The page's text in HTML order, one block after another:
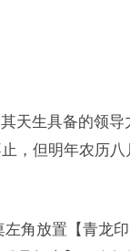
天生具备的领
，但明年农历
角放置【青龙